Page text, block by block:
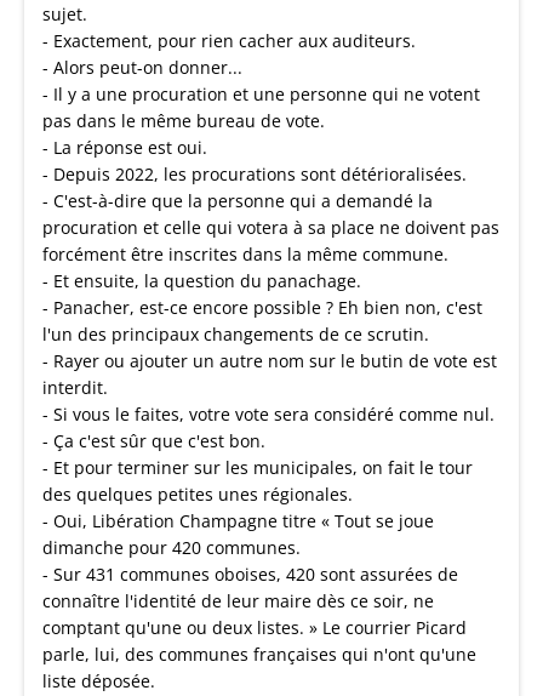
sujet.
- Exactement, pour rien cacher aux auditeurs.
- Alors peut-on donner...
- Il y a une procuration et une personne qui ne votent
pas dans le même bureau de vote.
- La réponse est oui.
- Depuis 2022, les procurations sont détérioralisées.
- C'est-à-dire que la personne qui a demandé la
procuration et celle qui votera à sa place ne doivent pas
forcément être inscrites dans la même commune.
- Et ensuite, la question du panachage.
- Panacher, est-ce encore possible ? Eh bien non, c'est
l'un des principaux changements de ce scrutin.
- Rayer ou ajouter un autre nom sur le butin de vote est
interdit.
- Si vous le faites, votre vote sera considéré comme nul.
- Ça c'est sûr que c'est bon.
- Et pour terminer sur les municipales, on fait le tour
des quelques petites unes régionales.
- Oui, Libération Champagne titre « Tout se joue
dimanche pour 420 communes.
- Sur 431 communes oboises, 420 sont assurées de
connaître l'identité de leur maire dès ce soir, ne
comptant qu'une ou deux listes. » Le courrier Picard
parle, lui, des communes françaises qui n'ont qu'une
liste déposée.